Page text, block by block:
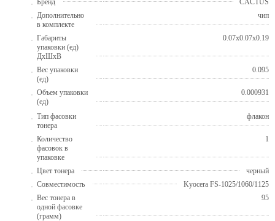
Бренд
CACTUS
Дополнительно
в комплекте
чип
Габариты
упаковки (ед)
ДхШхВ
0.07x0.07x0.19
Вес упаковки
(ед)
0.095
Объем упаковки
(ед)
0.000931
Тип фасовки
тонера
флакон
Количество
фасовок в
упаковке
1
Цвет тонера
черный
Совместимость
Kyocera FS-1025/1060/1125
Вес тонера в
одной фасовке
(грамм)
95